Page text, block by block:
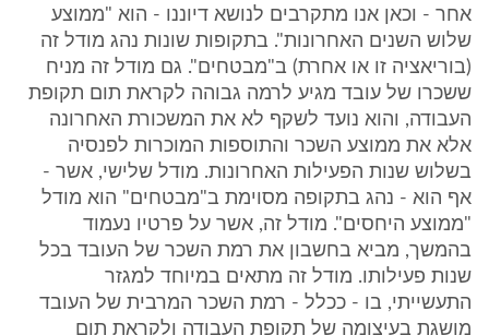
אחר - וכאן אנו מתקרבים לנושא דיוננו - הוא "ממוצע
שלוש השנים האחרונות". בתקופות שונות נהג מודל זה
(בוריאציה זו או אחרת) ב"מבטחים". גם מודל זה מניח
ששכרו של עובד מגיע לרמה גבוהה לקראת תום תקופת
העבודה, והוא נועד לשקף לא את המשכורת האחרונה
אלא את ממוצע השכר והתוספות המוכרות לפנסיה
בשלוש שנות הפעילות האחרונות. מודל שלישי, אשר -
אף הוא - נהג בתקופה מסוימת ב"מבטחים" הוא מודל
"ממוצע היחסים". מודל זה, אשר על פרטיו נעמוד
בהמשך, מביא בחשבון את רמת השכר של העובד בכל
שנות פעילותו. מודל זה מתאים במיוחד למגזר
התעשייתי, בו - ככלל - רמת השכר המרבית של העובד
מושגת בעיצומה של תקופת העבודה ולקראת תום